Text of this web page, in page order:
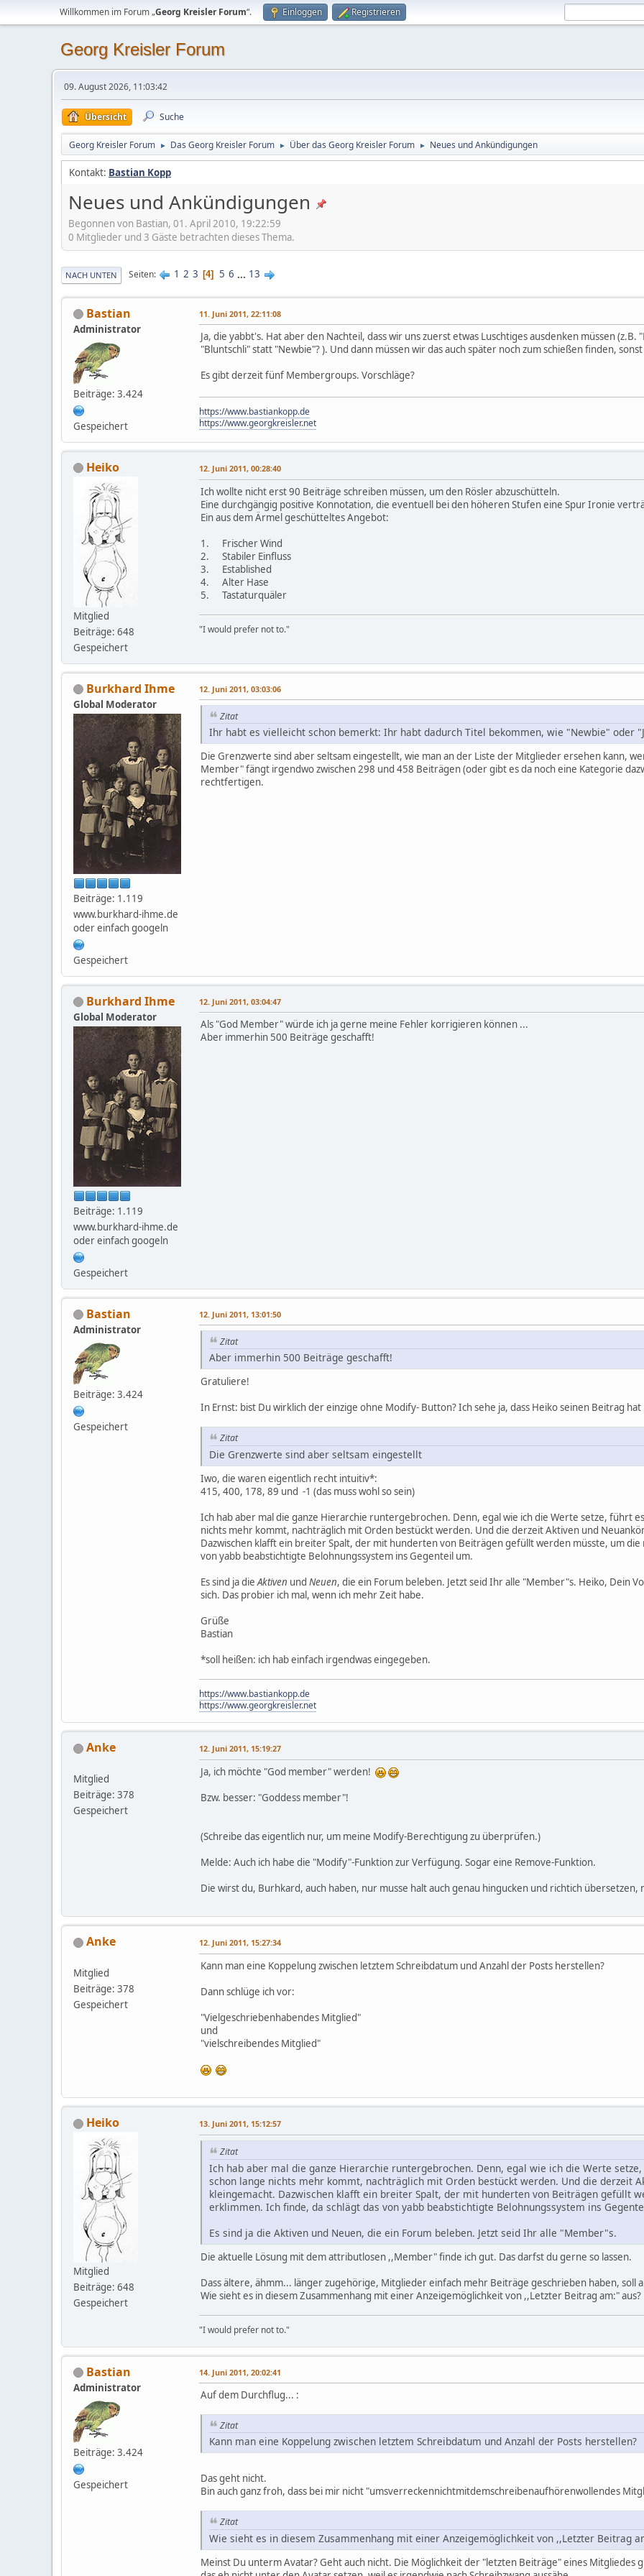
Willkommen im Forum „Georg Kreisler Forum“. Einloggen Registrieren
Georg Kreisler Forum
09. August 2026, 11:03:42
Übersicht Suche
Georg Kreisler Forum ► Das Georg Kreisler Forum ► Über das Georg Kreisler Forum ► Neues und Ankündigungen
Kontakt: Bastian Kopp
Neues und Ankündigungen
Begonnen von Bastian, 01. April 2010, 19:22:59
0 Mitglieder und 3 Gäste betrachten dieses Thema.
NACH UNTEN Seiten 1 2 3 4 5 6 ... 13
Bastian
Administrator
Beiträge: 3.424
Gespeichert
11. Juni 2011, 22:11:08
Ja, die yabbt's. Hat aber den Nachteil, dass wir uns zuerst etwas Luschtiges ausdenken müssen
"Bluntschli" statt "Newbie"? ). Und dann müssen wir das auch später noch zum schießen finden,
Es gibt derzeit fünf Membergroups. Vorschläge?
https://www.bastiankopp.de
https://www.georgkreisler.net
Heiko
Mitglied
Beiträge: 648
Gespeichert
12. Juni 2011, 00:28:40
Ich wollte nicht erst 90 Beiträge schreiben müssen, um den Rösler abzuschütteln.
Eine durchgängig positive Konnotation, die eventuell bei den höheren Stufen eine Spur Ironie
Ein aus dem Ärmel geschütteltes Angebot:
1. Frischer Wind
2. Stabiler Einfluss
3. Established
4. Alter Hase
5. Tastaturquäler
"I would prefer not to."
Burkhard Ihme
Global Moderator
Beiträge: 1.119
www.burkhard-ihme.de
oder einfach googeln
Gespeichert
12. Juni 2011, 03:03:06
Zitat
Ihr habt es vielleicht schon bemerkt: Ihr habt dadurch Titel bekommen, wie "Newbie" oder
Die Grenzwerte sind aber seltsam eingestellt, wie man an der Liste der Mitglieder ersehen kann,
Member" fängt irgendwo zwischen 298 und 458 Beiträgen (oder gibt es da noch eine Kategorie
rechtfertigen.
Burkhard Ihme
Global Moderator
Beiträge: 1.119
www.burkhard-ihme.de
oder einfach googeln
Gespeichert
12. Juni 2011, 03:04:47
Als "God Member" würde ich ja gerne meine Fehler korrigieren können ...
Aber immerhin 500 Beiträge geschafft!
Bastian
Administrator
Beiträge: 3.424
Gespeichert
12. Juni 2011, 13:01:50
Zitat
Aber immerhin 500 Beiträge geschafft!
Gratuliere!
In Ernst: bist Du wirklich der einzige ohne Modify- Button? Ich sehe ja, dass Heiko seinen Beitrag
Zitat
Die Grenzwerte sind aber seltsam eingestellt
Iwo, die waren eigentlich recht intuitiv*:
415, 400, 178, 89 und -1 (das muss wohl so sein)
Ich hab aber mal die ganze Hierarchie runtergebrochen. Denn, egal wie ich die Werte setze, führt
nichts mehr kommt, nachträglich mit Orden bestückt werden. Und die derzeit Aktiven und
Dazwischen klafft ein breiter Spalt, der mit hunderten von Beiträgen gefüllt werden müsste, um die
von yabb beabstichtigte Belohnungssystem ins Gegenteil um.
Es sind ja dieAktiven und Neuen, die ein Forum beleben. Jetzt seid Ihr alle "Member"s. Heiko, Dein
sich. Das probier ich mal, wenn ich mehr Zeit habe.
Grüße
Bastian
*soll heißen: ich hab einfach irgendwas eingegeben.
https://www.bastiankopp.de
https://www.georgkreisler.net
Anke
Mitglied
Beiträge: 378
Gespeichert
12. Juni 2011, 15:19:27
Ja, ich möchte "God member" werden!
Bzw. besser: "Goddess member"!
(Schreibe das eigentlich nur, um meine Modify-Berechtigung zu überprüfen.)
Melde: Auch ich habe die "Modify"-Funktion zur Verfügung. Sogar eine Remove-Funktion.
Die wirst du, Burhkard, auch haben, nur musse halt auch genau hingucken und richtich übersetzen,
Anke
Mitglied
Beiträge: 378
Gespeichert
12. Juni 2011, 15:27:34
Kann man eine Koppelung zwischen letztem Schreibdatum und Anzahl der Posts herstellen?
Dann schlüge ich vor:
"Vielgeschriebenhabendes Mitglied"
und
"vielschreibendes Mitglied"
Heiko
Mitglied
Beiträge: 648
Gespeichert
13. Juni 2011, 15:12:57
Zitat
Ich hab aber mal die ganze Hierarchie runtergebrochen. Denn, egal wie ich die Werte
schon lange nichts mehr kommt, nachträglich mit Orden bestückt werden. Und die derzeit
kleingemacht. Dazwischen klafft ein breiter Spalt, der mit hunderten von Beiträgen gefüllt
erklimmen. Ich finde, da schlägt das von yabb beabstichtigte Belohnungssystem ins
Es sind ja die Aktiven und Neuen, die ein Forum beleben. Jetzt seid Ihr alle "Member"s.
Die aktuelle Lösung mit dem attributlosen ,,Member" finde ich gut. Das darfst du gerne so lassen.
Dass ältere, ähmm... länger zugehörige, Mitglieder einfach mehr Beiträge geschrieben haben, soll
Wie sieht es in diesem Zusammenhang mit einer Anzeigemöglichkeit von ,,Letzter Beitrag am:" aus?
"I would prefer not to."
Bastian
Administrator
Beiträge: 3.424
Gespeichert
14. Juni 2011, 20:02:41
Auf dem Durchflug... :
Zitat
Kann man eine Koppelung zwischen letztem Schreibdatum und Anzahl der Posts herstellen?
Das geht nicht.
Bin auch ganz froh, dass bei mir nicht "umsverreckennichtmitdemschreibenaufhörenwollendes
Zitat
Wie sieht es in diesem Zusammenhang mit einer Anzeigemöglichkeit von ,,Letzter Beitrag
Meinst Du unterm Avatar? Geht auch nicht. Die Möglichkeit der "letzten Beiträge" eines Mitgliedes